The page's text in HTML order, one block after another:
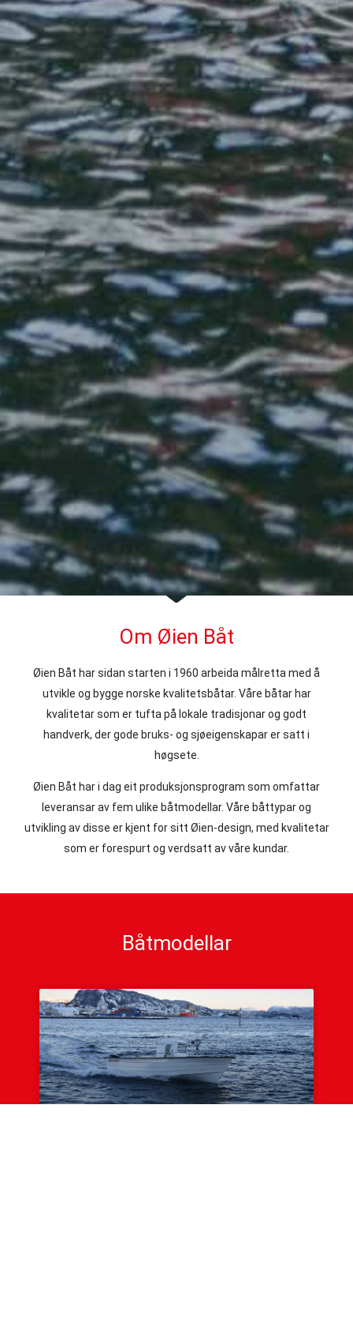
Om Øien Båt
Øien Båt har sidan starten i 1960 arbeida målretta med å
utvikle og bygge norske kvalitetsbåtar. Våre båtar har
kvalitetar som er tufta på lokale tradisjonar og godt
handverk, der gode bruks- og sjøeigenskapar er satt i
høgsete.
Øien Båt har i dag eit produksjonsprogram som omfattar
leveransar av fem ulike båtmodellar. Våre båttypar og
utvikling av disse er kjent for sitt Øien-design, med kvalitetar
som er forespurt og verdsatt av våre kundar.
Båtmodellar